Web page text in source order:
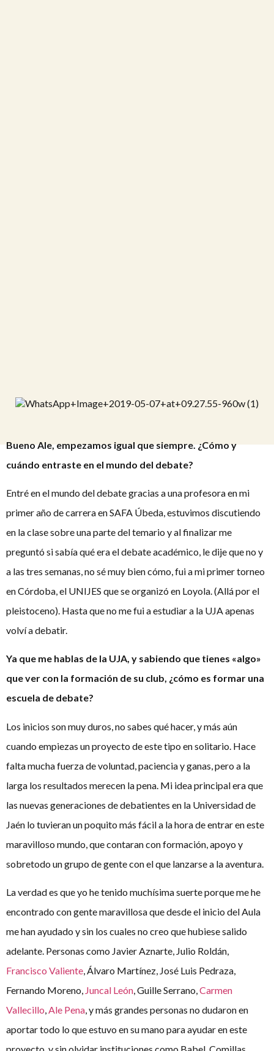
Bueno Ale, empezamos igual que siempre. ¿Cómo y
cuándo entraste en el mundo del debate?
Entré en el mundo del debate gracias a una profesora en mi
primer año de carrera en SAFA Úbeda, estuvimos discutiendo
en la clase sobre una parte del temario y al finalizar me
preguntó si sabía qué era el debate académico, le dije que no y
a las tres semanas, no sé muy bien cómo, fui a mi primer torneo
en Córdoba, el UNIJES que se organizó en Loyola. (Allá por el
pleistoceno). Hasta que no me fui a estudiar a la UJA apenas
volví a debatir.
Ya que me hablas de la UJA, y sabiendo que tienes «algo»
que ver con la formación de su club, ¿cómo es formar una
escuela de debate?
Los inicios son muy duros, no sabes qué hacer, y más aún
cuando empiezas un proyecto de este tipo en solitario. Hace
falta mucha fuerza de voluntad, paciencia y ganas, pero a la
larga los resultados merecen la pena. Mi idea principal era que
las nuevas generaciones de debatientes en la Universidad de
Jaén lo tuvieran un poquito más fácil a la hora de entrar en este
maravilloso mundo, que contaran con formación, apoyo y
sobretodo un grupo de gente con el que lanzarse a la aventura.
La verdad es que yo he tenido muchísima suerte porque me he
encontrado con gente maravillosa que desde el inicio del Aula
me han ayudado y sin los cuales no creo que hubiese salido
adelante. Personas como Javier Aznarte, Julio Roldán,
Francisco Valiente, Álvaro Martínez, José Luis Pedraza,
Fernando Moreno, Juncal León, Guille Serrano,Carmen
Vallecillo,Ale Pena, y más grandes personas no dudaron en
aportar todo lo que estuvo en su mano para ayudar en este